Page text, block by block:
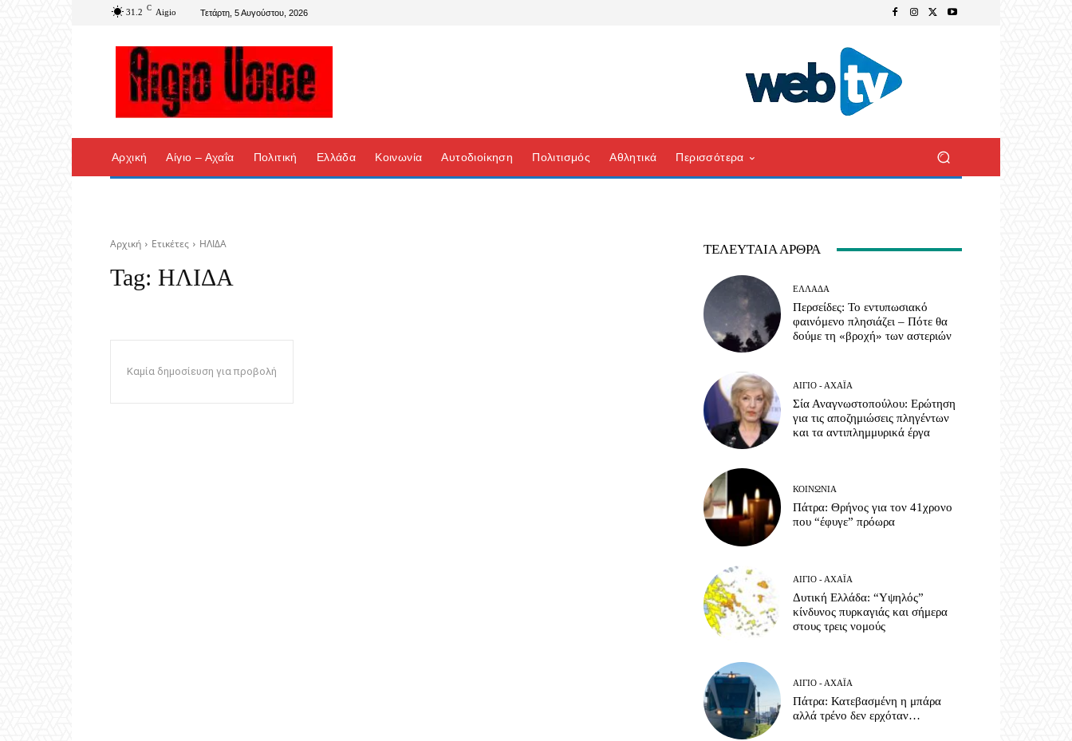
31.2 C Aigio Τετάρτη, 5 Αυγούστου, 2026
Αρχική Αίγιο – Αχαΐα Πολιτική Ελλάδα Κοινωνία Αυτοδιοίκηση Πολιτισμός Αθλητικά Περισσότερα
Αρχική Ετικέτες ΗΛΙΔΑ
Tag: ΗΛΙΔΑ
Καμία δημοσίευση για προβολή
ΤΕΛΕΥΤΑΊΑ ΆΡΘΡΑ
ΕΛΛΆΔΑ
Περσείδες: Το εντυπωσιακό
φαινόμενο πλησιάζει – Πότε θα
δούμε τη «βροχή» των αστεριών
ΑΊΓΙΟ - ΑΧΑΪ́Α
Σία Αναγνωστοπούλου: Ερώτηση
για τις αποζημιώσεις πληγέντων
και τα αντιπλημμυρικά έργα
ΚΟΙΝΩΝΊΑ
Πάτρα: Θρήνος για τον 41χρονο
που “έφυγε” πρόωρα
ΑΊΓΙΟ - ΑΧΑΪ́Α
Δυτική Ελλάδα: “Υψηλός”
κίνδυνος πυρκαγιάς και σήμερα
στους τρεις νομούς
ΑΊΓΙΟ - ΑΧΑΪ́Α
Πάτρα: Κατεβασμένη η μπάρα
αλλά τρένο δεν ερχόταν…